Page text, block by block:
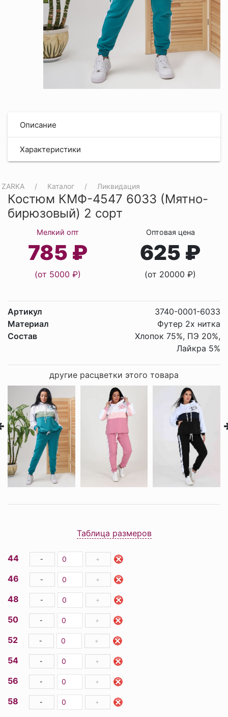
Описание
Характеристики
ZARKA Каталог Ликвидация
Костюм КМФ-4547 6033 (Мятно-
бирюзовый) 2 сорт
Мелкий опт
785 ₽
(от 5000 ₽)
Оптовая цена
625 ₽
(от 20000 ₽)
Артикул
3740-0001-6033
Материал
Футер 2х нитка
Состав
Хлопок 75%, ПЭ 20%,
Лайкра 5%
другие расцветки этого товара
Таблица размеров
44 - +
46 - +
48 - +
50 - +
52 - +
54 - +
56 - +
58 - +